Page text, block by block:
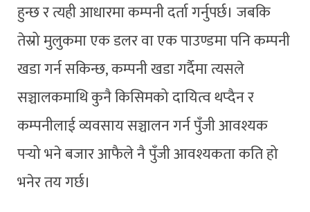
हुन्छ र त्यही आधारमा कम्पनी दर्ता गर्नुपर्छ। जबकि
तेस्रो मुलुकमा एक डलर वा एक पाउण्डमा पनि कम्पनी
खडा गर्न सकिन्छ, कम्पनी खडा गर्दैमा त्यसले
सञ्चालकमाथि कुनै किसिमको दायित्व थप्दैन र
कम्पनीलाई व्यवसाय सञ्चालन गर्न पुँजी आवश्यक
पर्‍यो भने बजार आफैले नै पुँजी आवश्यकता कति हो
भनेर तय गर्छ।